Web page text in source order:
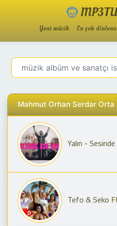
Yeni müzik En çok
Mahmut Orhan Serdar Orta
Yalın - Sesinde Aşk
Tefo & Seko Ft. Serdar